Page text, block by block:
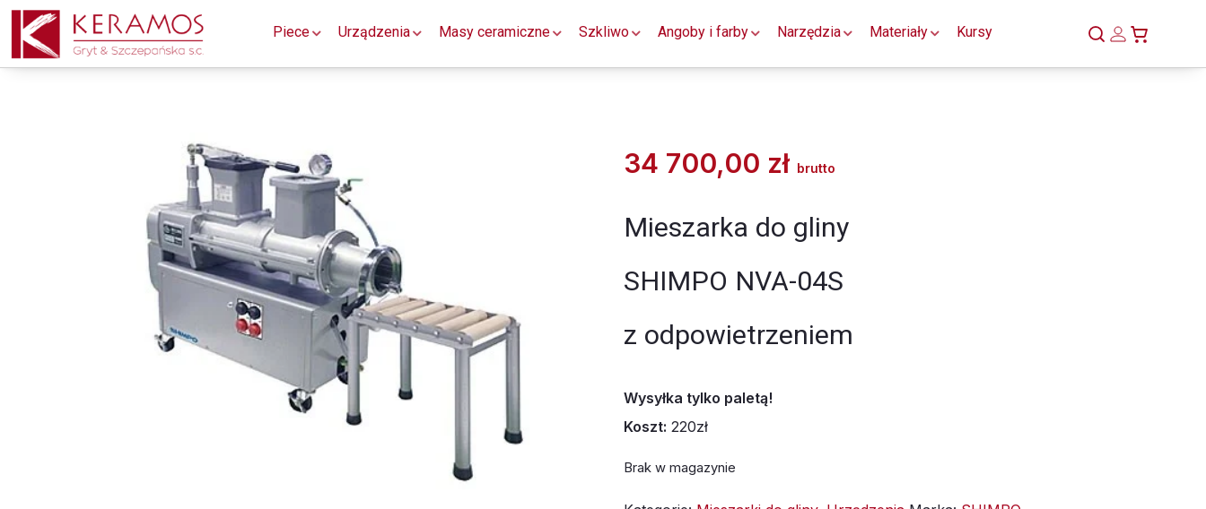
Piece Urządzenia Masy ceramiczne Szkliwo Angoby i farby Narzędzia Materiały Kursy
34 700,00 zł brutto
Mieszarka do gliny
SHIMPO NVA-04S
z odpowietrzeniem
Wysyłka tylko paletą!
Koszt: 220zł
Brak w magazynie